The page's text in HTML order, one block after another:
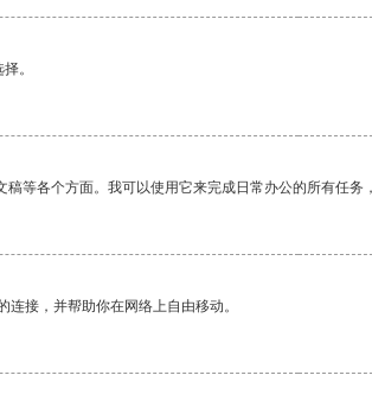
。
等各个方面。我可以使用它来完成日常办公的所有任务
接，并帮助你在网络上自由移动。